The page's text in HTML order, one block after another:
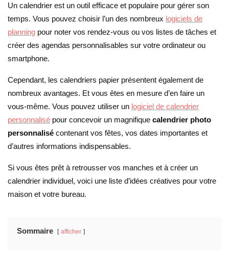
Un calendrier est un outil efficace et populaire pour gérer son
temps. Vous pouvez choisir l’un des nombreux logiciels de
planning pour noter vos rendez-vous ou vos listes de tâches et
créer des agendas personnalisables sur votre ordinateur ou
smartphone.
Cependant, les calendriers papier présentent également de
nombreux avantages. Et vous êtes en mesure d’en faire un
vous-même. Vous pouvez utiliser un logiciel de calendrier
personnalisé pour concevoir un magnifique calendrier photo
personnalisé contenant vos fêtes, vos dates importantes et
d’autres informations indispensables.
Si vous êtes prêt à retrousser vos manches et à créer un
calendrier individuel, voici une liste d’idées créatives pour votre
maison et votre bureau.
Sommaire afficher